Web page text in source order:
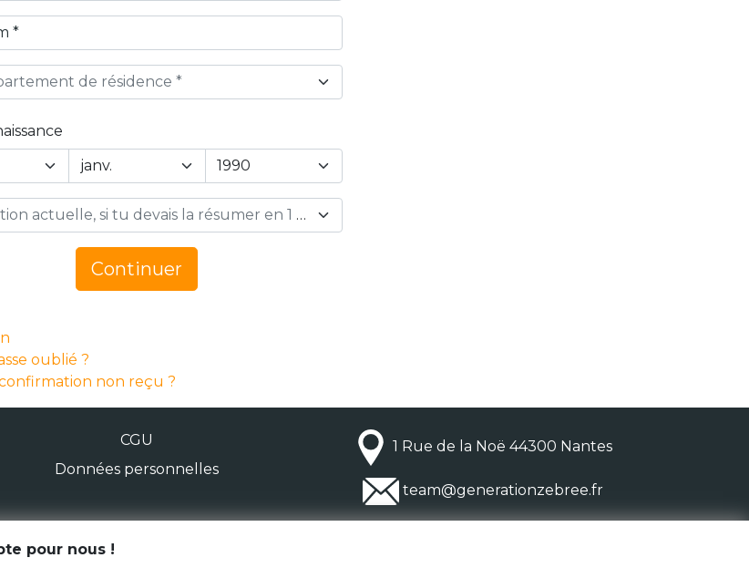
de résidence *
Ta situation actuelle, si tu devais la résumer en 1 mot… *
Continuer
oublié ?
non reçu ?
CGU
Données personnelles
1 Rue de la Noë 44300 Nantes
team@generationzebree.fr
© Génération Zébrée 2026
pour nous !